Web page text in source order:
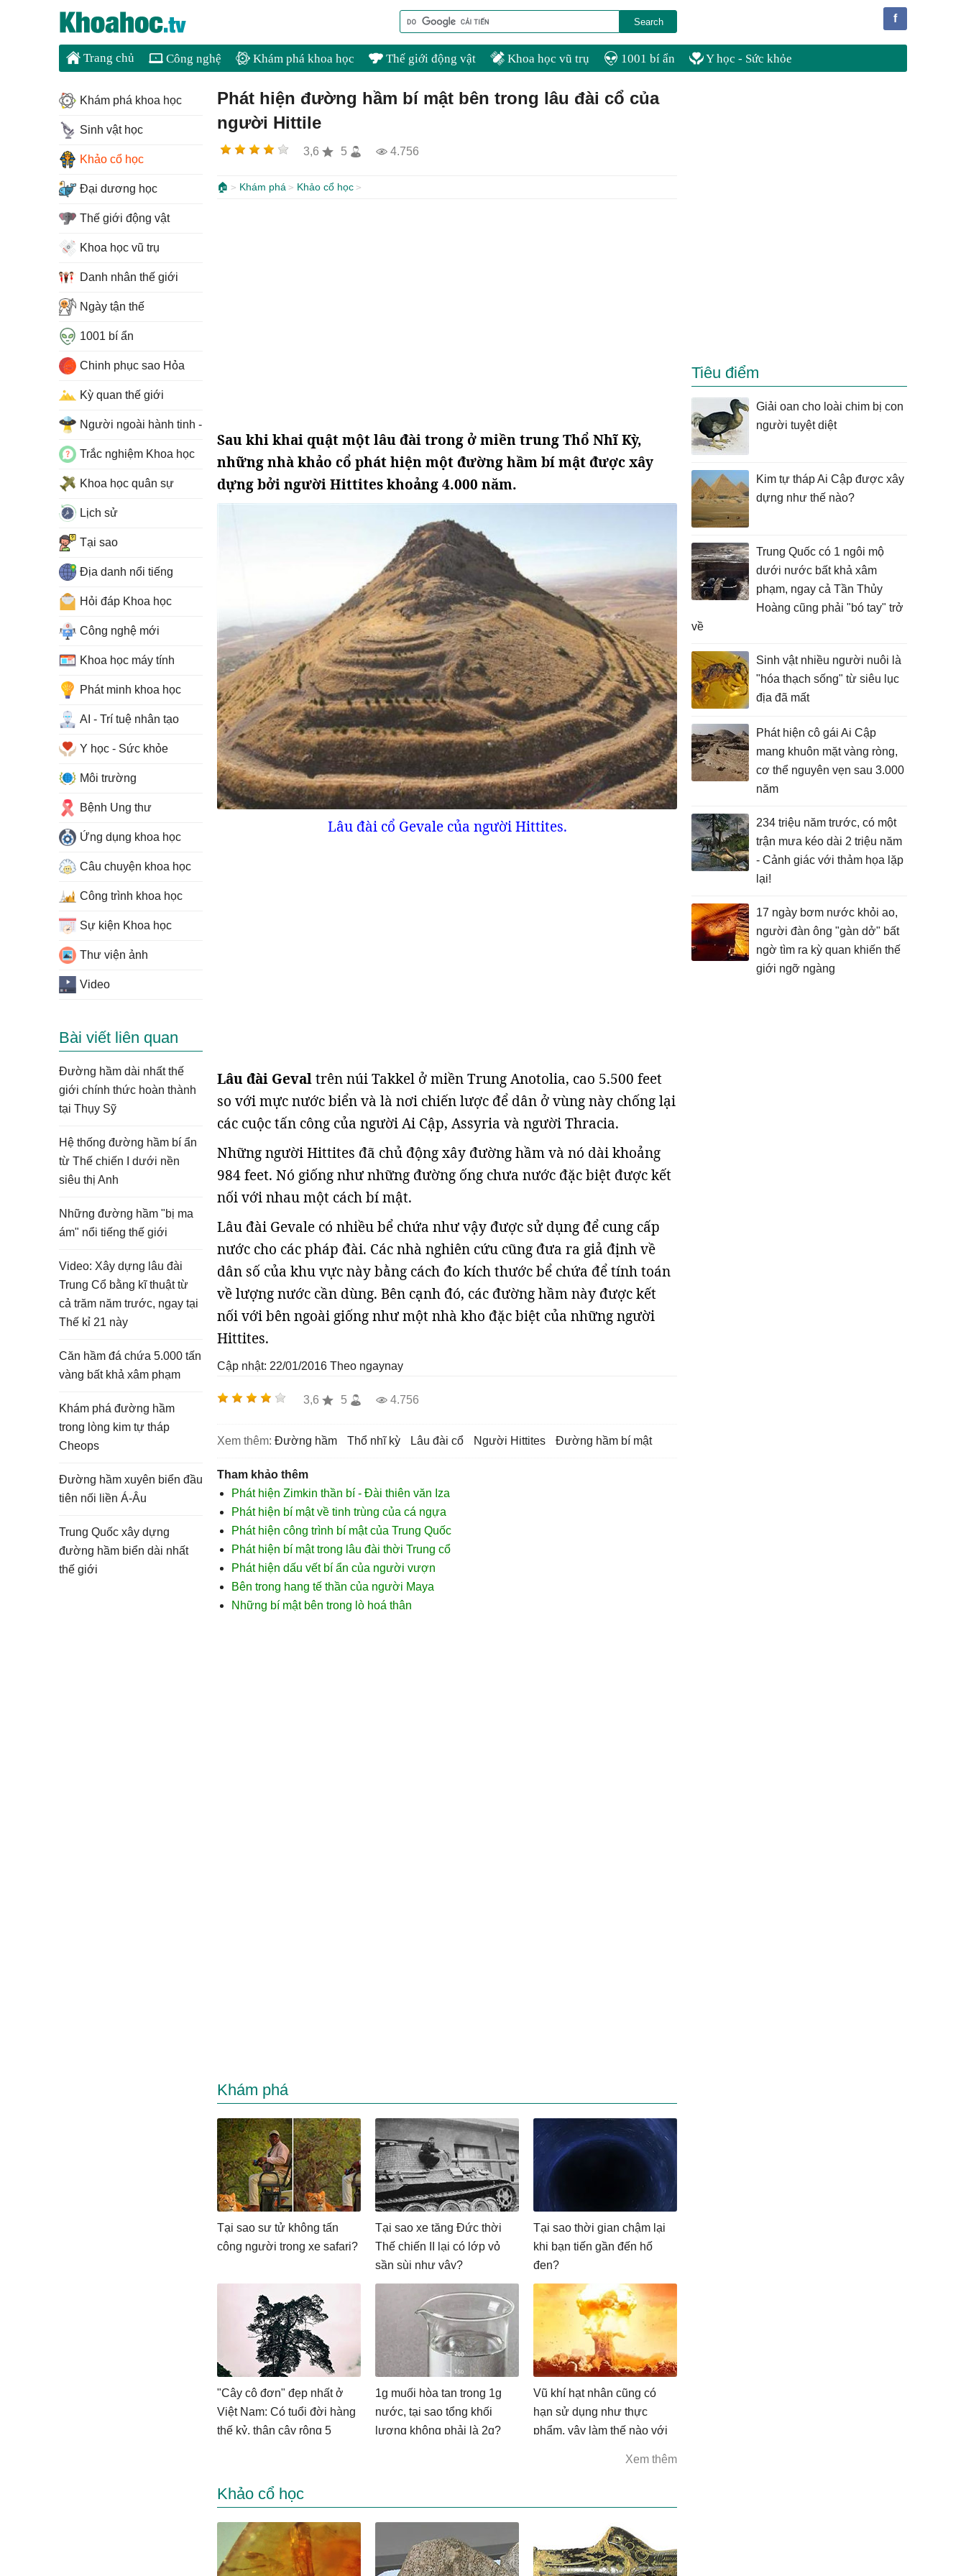
f
Trang chủ Công nghệ Khám phá khoa học Thế giới động vật Khoa học vũ trụ 1001 bí ẩn Y học - Sức khỏe
Phát hiện đường hầm bí mật bên trong lâu đài cổ của
người Hittile
3,6 5 4.756
🏠 Khám phá Khảo cổ học
Sau khi khai quật một lâu đài trong ở miền trung Thổ Nhĩ Kỳ,
những nhà khảo cổ phát hiện một đường hầm bí mật được xây
dựng bởi người Hittites khoảng 4.000 năm.
Lâu đài cổ Gevale của người Hittites.
Lâu đài Gevaltrên núi Takkel ở miền Trung Anotolia, cao 5.500 feet
so với mực nước biển và là nơi chiến lược để dân ở vùng này chống lại
các cuộc tấn công của người Ai Cập, Assyria và người Thracia.
Những người Hittites đã chủ động xây đường hầm và nó dài khoảng
984 feet. Nó giống như những đường ống chưa nước đặc biệt được kết
nối với nhau một cách bí mật.
Lâu đài Gevale có nhiều bể chứa như vậy được sử dụng để cung cấp
nước cho các pháp đài. Các nhà nghiên cứu cũng đưa ra giả định về
dân số của khu vực này bằng cách đo kích thước bể chứa để tính toán
về lượng nước cần dùng. Bên cạnh đó, các đường hầm này được kết
nối với bên ngoài giống như một nhà kho đặc biệt của những người
Hittites.
Cập nhật: 22/01/2016 Theo ngaynay
3,6 5 4.756
Xem thêm: đường hầm thổ nhĩ kỳ lâu đài cổ người Hittites đường hầm bí mật
Tham khảo thêm
Phát hiện Zimkin thần bí - Đài thiên văn Iza
Phát hiện bí mật về tinh trùng của cá ngựa
Phát hiện công trình bí mật của Trung Quốc
Phát hiện bí mật trong lâu đài thời Trung cổ
Phát hiện dấu vết bí ẩn của người vượn
Bên trong hang tế thần của người Maya
Những bí mật bên trong lò hoá thân
Khám phá
Tại sao sư tử không tấn
công người trong xe safari?
Tại sao xe tăng Đức thời
Thế chiến II lại có lớp vỏ
sần sùi như vậy?
Tại sao thời gian chậm lại
khi bạn tiến gần đến hố
đen?
"Cây cô đơn" đẹp nhất ở
Việt Nam: Có tuổi đời hàng
thế kỷ, thân cây rộng 5
1g muối hòa tan trong 1g
nước, tại sao tổng khối
lượng không phải là 2g?
Vũ khí hạt nhân cũng có
hạn sử dụng như thực
phẩm, vậy làm thế nào với
Xem thêm
Khảo cổ học
Tiêu điểm
Giải oan cho loài chim bị con
người tuyệt diệt
Kim tự tháp Ai Cập được xây
dựng như thế nào?
Trung Quốc có 1 ngôi mộ
dưới nước bất khả xâm
phạm, ngay cả Tần Thủy
Hoàng cũng phải "bó tay" trở
về
Sinh vật nhiều người nuôi là
"hóa thạch sống" từ siêu lục
địa đã mất
Phát hiện cô gái Ai Cập
mang khuôn mặt vàng ròng,
cơ thể nguyên vẹn sau 3.000
năm
234 triệu năm trước, có một
trận mưa kéo dài 2 triệu năm
- Cảnh giác với thảm họa lặp
lại!
17 ngày bơm nước khỏi ao,
người đàn ông "gàn dở" bất
ngờ tìm ra kỳ quan khiến thế
giới ngỡ ngàng
Khám phá khoa học
Sinh vật học
Khảo cổ học
Đại dương học
Thế giới động vật
Khoa học vũ trụ
Danh nhân thế giới
Ngày tận thế
1001 bí ẩn
Chinh phục sao Hỏa
Kỳ quan thế giới
Người ngoài hành tinh - UFO
Trắc nghiệm Khoa học
Khoa học quân sự
Lịch sử
Tại sao
Địa danh nổi tiếng
Hỏi đáp Khoa học
Công nghệ mới
Khoa học máy tính
Phát minh khoa học
AI - Trí tuệ nhân tạo
Y học - Sức khỏe
Môi trường
Bệnh Ung thư
Ứng dụng khoa học
Câu chuyện khoa học
Công trình khoa học
Sự kiện Khoa học
Thư viện ảnh
Video
Bài viết liên quan
Đường hầm dài nhất thế
giới chính thức hoàn thành
tại Thụy Sỹ
Hệ thống đường hầm bí ẩn
từ Thế chiến I dưới nền
siêu thị Anh
Những đường hầm "bị ma
ám" nổi tiếng thế giới
Video: Xây dựng lâu đài
Trung Cổ bằng kĩ thuật từ
cả trăm năm trước, ngay tại
Thế kỉ 21 này
Căn hầm đá chứa 5.000 tấn
vàng bất khả xâm phạm
Khám phá đường hầm
trong lòng kim tự tháp
Cheops
Đường hầm xuyên biển đầu
tiên nối liền Á-Âu
Trung Quốc xây dựng
đường hầm biển dài nhất
thế giới